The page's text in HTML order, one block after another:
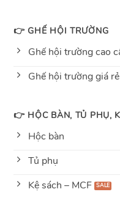
👉 GHẾ HỘI TRƯỜNG
Ghế hội trường cao
Ghế hội trường giá rẻ
👉 HỘC BÀN, TỦ PHỤ,
Hộc bàn
Tủ phụ
Kệ sách – MCF